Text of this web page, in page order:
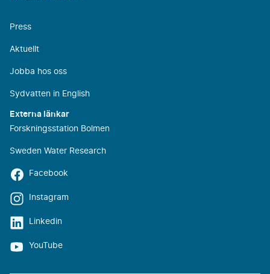
Press
Aktuellt
Jobba hos oss
Sydvatten in English
Externa länkar
Forskningsstation Bolmen
Sweden Water Research
Facebook
Instagram
Linkedin
YouTube